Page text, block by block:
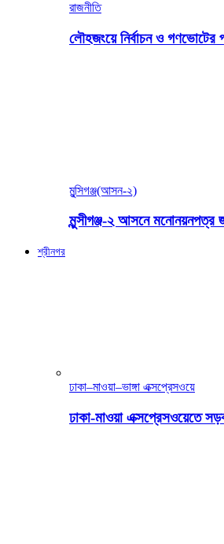
রাজনীতি
লৌহজংয়ে নির্বাচন ও গণভোটের
মুন্সিগঞ্জ(আসন-২)
মুন্সীগঞ্জ-২ আসনে মনোনয়নপত্র
শ্রীনগর
ঢাকা–মাওয়া–ভাঙ্গা এক্সপ্রেসওয়ে
ঢাকা-মাওয়া এক্সপ্রেসওয়েতে